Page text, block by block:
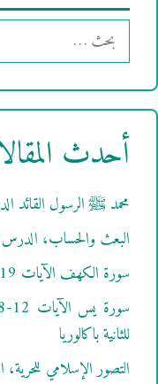
البحث
عن:
أحدث
محمد ﷺ الرسول القائد
البعث والحساب، الدرس
سورة الكهف الآيات 19-31، الدرس السابع للجذع المشترك
للثانية باكالوريا
التصور الإسلامي